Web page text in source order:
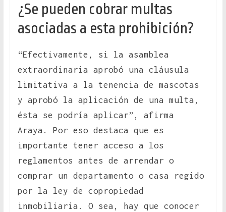
¿Se pueden cobrar multas
asociadas a esta prohibición?
“Efectivamente, si la asamblea
extraordinaria aprobó una cláusula
limitativa a la tenencia de mascotas
y aprobó la aplicación de una multa,
ésta se podría aplicar”, afirma
Araya. Por eso destaca que es
importante tener acceso a los
reglamentos antes de arrendar o
comprar un departamento o casa regido
por la ley de copropiedad
inmobiliaria. O sea, hay que conocer